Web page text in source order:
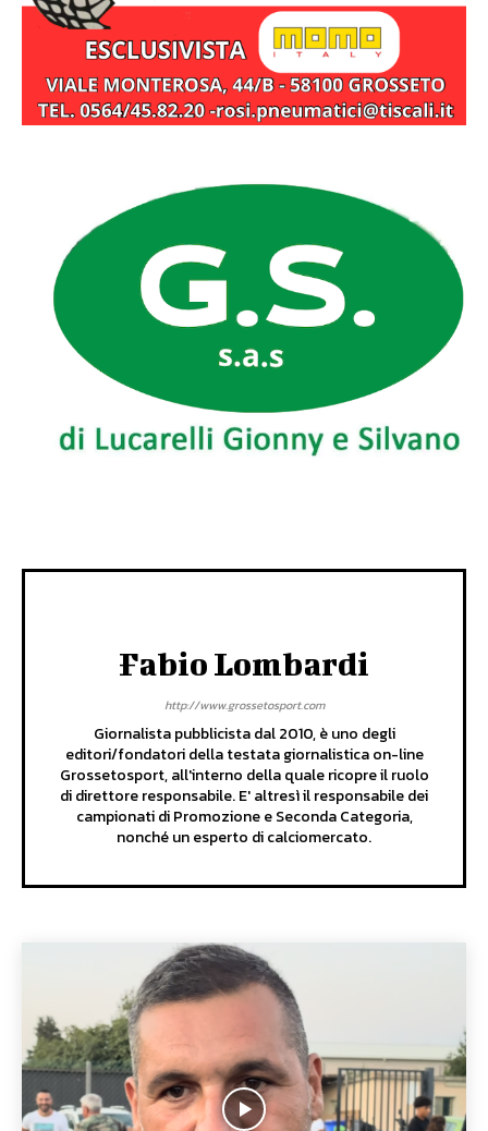
Fabio Lombardi
http://www.grossetosport.com
Giornalista pubblicista dal 2010, è uno degli
editori/fondatori della testata giornalistica on-line
Grossetosport, all'interno della quale ricopre il ruolo
di direttore responsabile. E' altresì il responsabile dei
campionati di Promozione e Seconda Categoria,
nonché un esperto di calciomercato.